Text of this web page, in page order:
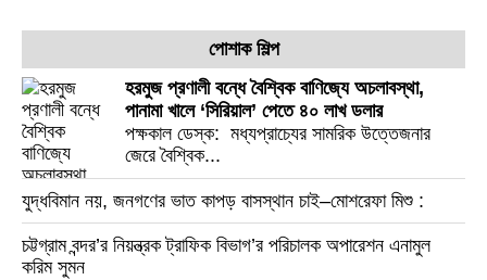
পোশাক শিল্প
হরমুজ প্রণালী বন্ধে বৈশ্বিক বাণিজ্যে অচলাবস্থা,
পানামা খালে ‘সিরিয়াল’ পেতে ৪০ লাখ ডলার
পক্ষকাল ডেস্ক: মধ্যপ্রাচ্যের সামরিক উত্তেজনার
জেরে বৈশ্বিক...
যুদ্ধবিমান নয়, জনগণের ভাত কাপড় বাসস্থান চাই–মোশরেফা মিশু :
চট্টগ্রাম বন্দর’র নিয়ন্ত্রক ট্রাফিক বিভাগ’র পরিচালক অপারেশন এনামুল
করিম সুমন